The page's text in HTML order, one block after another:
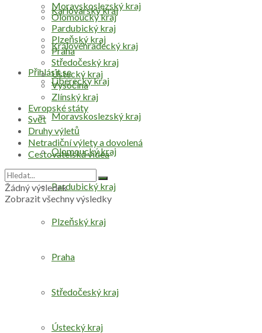
Přihlásit se
Karlovarský kraj
Královéhradecký kraj
Liberecký kraj
Moravskoslezský kraj
Olomoucký kraj
Pardubický kraj
Plzeňský kraj
Praha
Středočeský kraj
Ústecký kraj
Moravskoslezský kraj
Olomoucký kraj
Pardubický kraj
Plzeňský kraj
Praha
Středočeský kraj
Ústecký kraj
Vysočina
Zlínský kraj
Evropské státy
Svět
Druhy výletů
Netradiční výlety a dovolená
Cestovatelská videa
Žádný výsledek
Zobrazit všechny výsledky